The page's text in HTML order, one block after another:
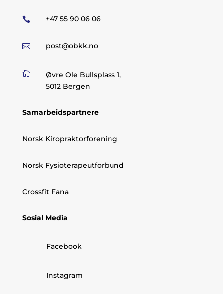
 +47 55 90 06 06
 post@obkk.no

Øvre Ole Bullsplass 1,
5012 Bergen
Samarbeidspartnere
Norsk Kiropraktorforening
Norsk Fysioterapeutforbund
Crossfit Fana
Sosial Media
Facebook
Instagram